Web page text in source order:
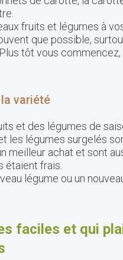
fruits et légumes à
que possible,
tôt vous commencez,
variété
et des légumes de
les légumes surgelés
meilleur achat et sont
étaient frais.
légume ou un
faciles et qui